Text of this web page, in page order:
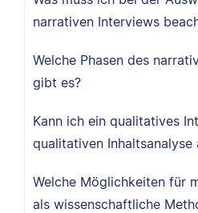
narrativen Interviews
Welche Phasen des
gibt es?
Kann ich ein qualitatives
qualitativen Inhaltsanalyse
Welche Möglichkeiten für
als wissenschaftliche